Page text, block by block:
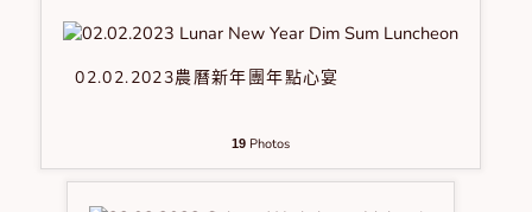
02.02.2023農曆新年團年點心宴
19Photos